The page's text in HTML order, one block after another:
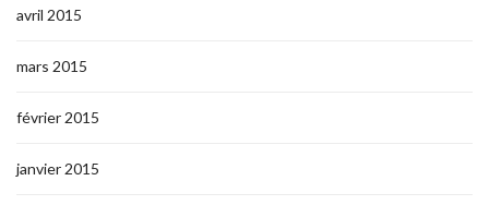
avril 2015
mars 2015
février 2015
janvier 2015